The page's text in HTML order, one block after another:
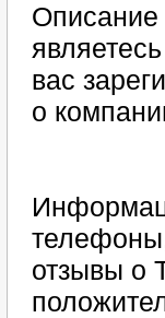
Описание
вас
о
отзывы о